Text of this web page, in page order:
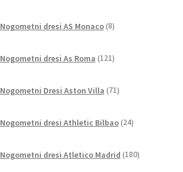
Nogometni dresi AS Monaco 8izdelkov
Nogometni dresi As Roma 121izdelkov
Nogometni Dresi Aston Villa 71izdelkov
Nogometni dresi Athletic Bilbao 24izdelkov
Nogometni dresi Atletico Madrid 180izdelkov